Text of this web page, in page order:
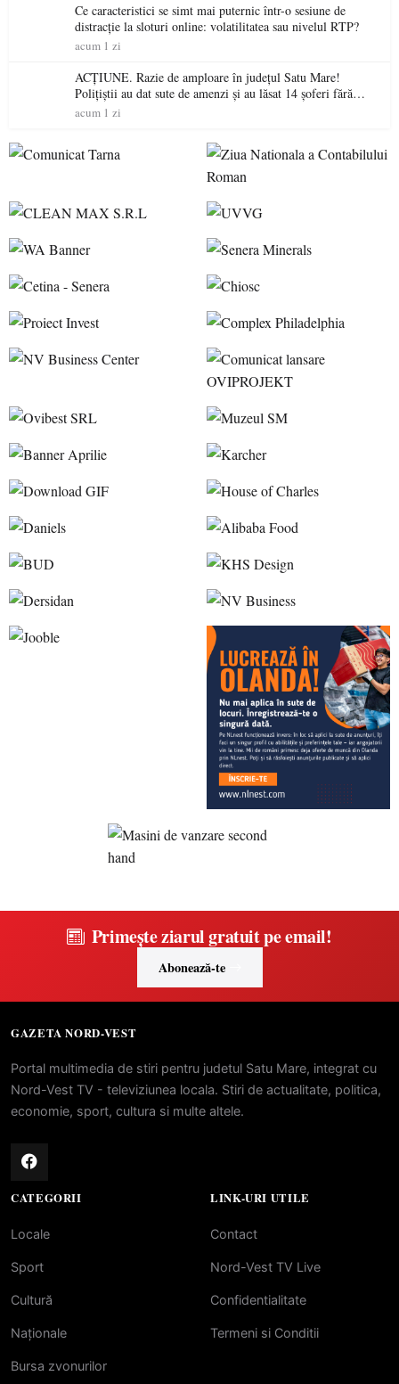
Ce caracteristici se simt mai puternic într-o sesiune de
distracție la sloturi online: volatilitatea sau nivelul RTP?
acum 1 zi
ACȚIUNE. Razie de amploare în județul Satu Mare!
Polițiștii au dat sute de amenzi și au lăsat 14 șoferi fără
permis într-o singură zi
acum 1 zi
Primește ziarul gratuit pe email!
Abonează-te
GAZETA NORD-VEST
Portal multimedia de stiri pentru judetul Satu Mare, integrat cu
Nord-Vest TV - televiziunea locala. Stiri de actualitate, politica,
economie, sport, cultura si multe altele.
CATEGORII
Locale
Sport
Cultură
Naționale
Bursa zvonurilor
LINK-URI UTILE
Contact
Nord-Vest TV Live
Confidentialitate
Termeni si Conditii